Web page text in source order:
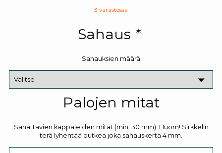
3 varastossa
Sahaus *
Sahauksien määrä
Palojen mitat
Sahattavien kappaleiden mitat (min. 30 mm). Huom! Sirkkelin
terä lyhentää putkea joka sahauskerta 4 mm.